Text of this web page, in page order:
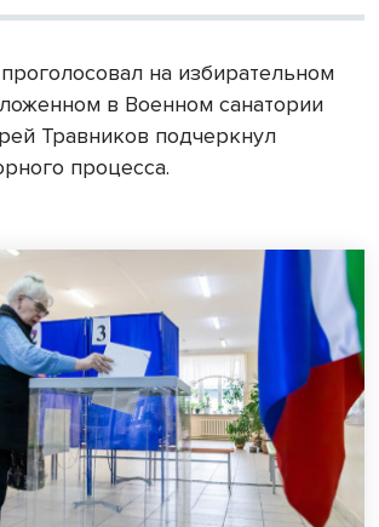
на избирательном
в Военном санатории
Травников подчеркнул
процесса.